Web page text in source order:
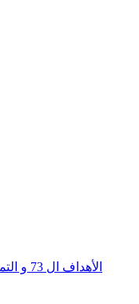
الأهداف ال 73 و التمريرات 28 لميسي خلال موسم 2011-2012